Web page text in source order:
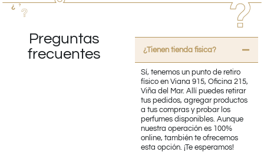
Preguntas
frecuentes
¿Tienen tienda fisica?
Sí, tenemos un punto de retiro
físico en Viana 915, Oficina 215,
Viña del Mar. Allí puedes retirar
tus pedidos, agregar productos
a tus compras y probar los
perfumes disponibles. Aunque
nuestra operación es 100%
online, también te ofrecemos
esta opción. ¡Te esperamos!